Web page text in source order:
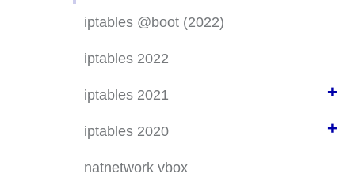
iptables @boot (2022)
iptables 2022
+
iptables 2021
iptables (1)
iptables (nat)
+
iptables 2020
iptables 2020 (2)
natnetwork vbox